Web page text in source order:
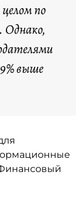
по
Однако,
выше